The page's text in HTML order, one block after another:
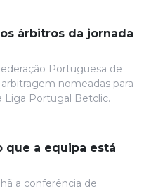
inalterado.
árbitros da jornada
Portuguesa de
nomeadas para
Liga Portugal Betclic.
que a equipa está
a conferência de